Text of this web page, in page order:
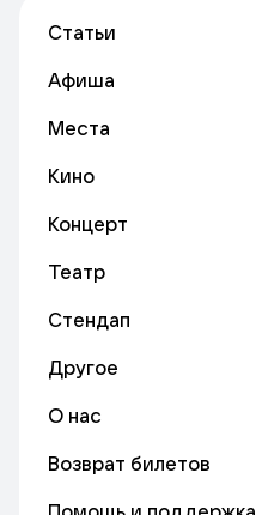
Статьи
Афиша
Места
Кино
Концерт
Театр
Стендап
Другое
О нас
Возврат билетов